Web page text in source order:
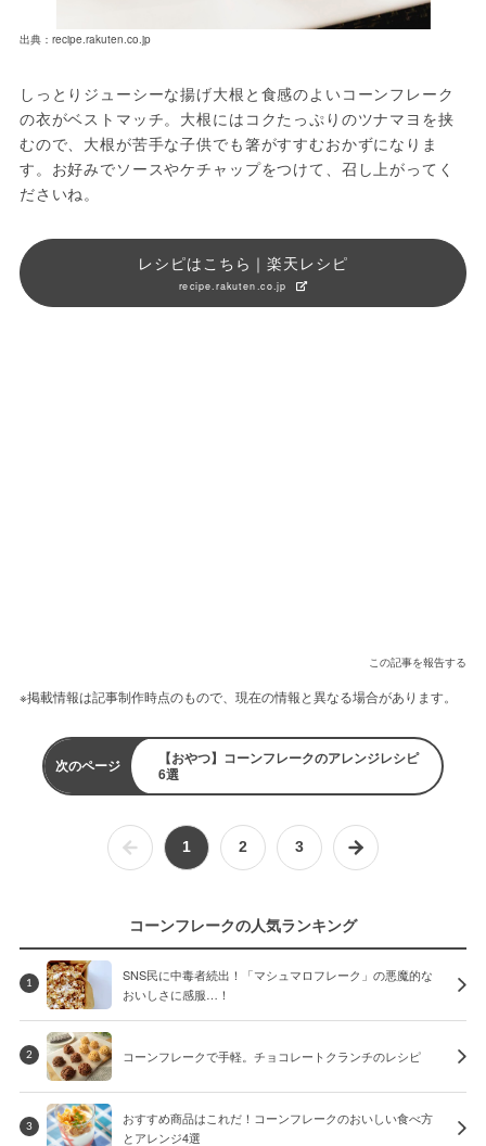
出典：recipe.rakuten.co.jp
しっとりジューシーな揚げ大根と食感のよいコーンフレーク
の衣がベストマッチ。大根にはコクたっぷりのツナマヨを挟
むので、大根が苦手な子供でも箸がすすむおかずになりま
す。お好みでソースやケチャップをつけて、召し上がってく
ださいね。
レシピはこちら｜楽天レシピ
recipe.rakuten.co.jp
この記事を報告する
※掲載情報は記事制作時点のもので、現在の情報と異なる場合があります。
次のページ
【おやつ】コーンフレークのアレンジレシピ
6選
1 2 3
コーンフレークの人気ランキング
1
SNS民に中毒者続出！「マシュマロフレーク」の悪魔的な
おいしさに感服…！
2 コーンフレークで手軽。チョコレートクランチのレシピ
3
おすすめ商品はこれだ！コーンフレークのおいしい食べ方
とアレンジ4選